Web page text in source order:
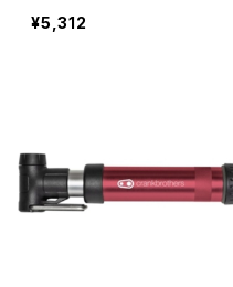
76 ] //0314240001-01(ク
ランクブラザーズ)
¥5,312